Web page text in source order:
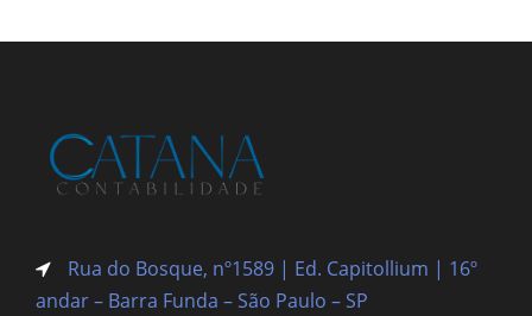
Rua do Bosque, nº1589 | Ed. Capitollium | 16º
andar – Barra Funda – São Paulo – SP